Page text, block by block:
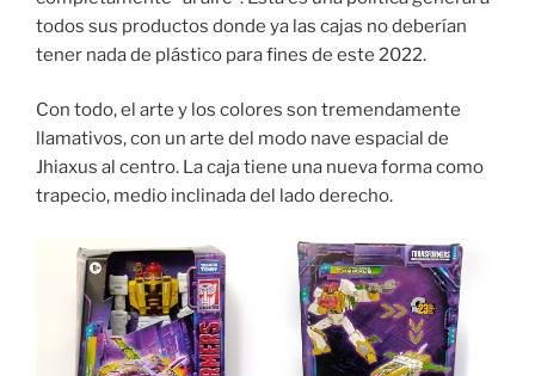
todos sus productos donde ya las cajas no deberían
tener nada de plástico para fines de este 2022.
Con todo, el arte y los colores son tremendamente
llamativos, con un arte del modo nave espacial de
Jhiaxus al centro. La caja tiene una nueva forma como
trapecio, medio inclinada del lado derecho.